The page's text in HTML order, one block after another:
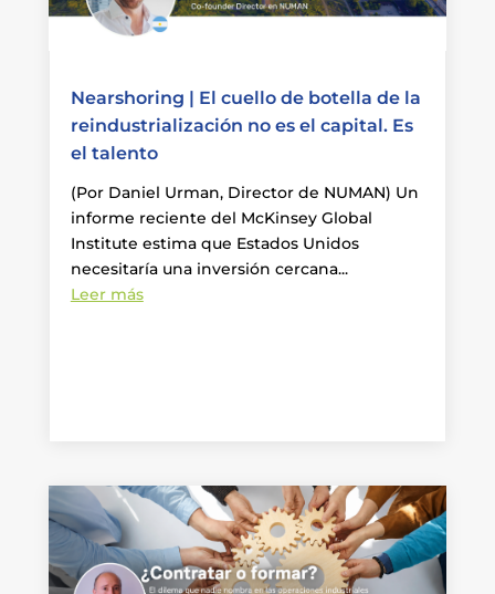
Nearshoring | El cuello de botella de la
reindustrialización no es el capital. Es
el talento
(Por Daniel Urman, Director de NUMAN) Un
informe reciente del McKinsey Global
Institute estima que Estados Unidos
necesitaría una inversión cercana...
Leer más